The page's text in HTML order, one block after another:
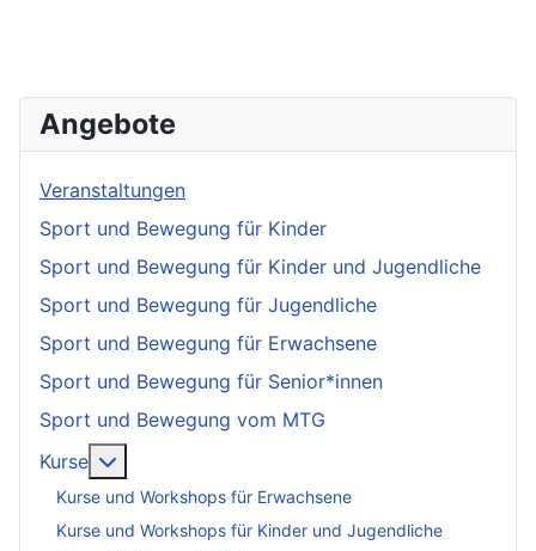
Angebote
Veranstaltungen
Sport und Bewegung für Kinder
Sport und Bewegung für Kinder und Jugendliche
Sport und Bewegung für Jugendliche
Sport und Bewegung für Erwachsene
Sport und Bewegung für Senior*innen
Sport und Bewegung vom MTG
Kurse
Kurse und Workshops für Erwachsene
Kurse und Workshops für Kinder und Jugendliche